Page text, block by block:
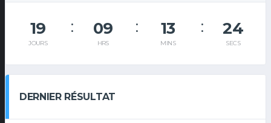
19
JOURS
09
HRS
13
MINS
24
SECS
DERNIER RÉSULTAT